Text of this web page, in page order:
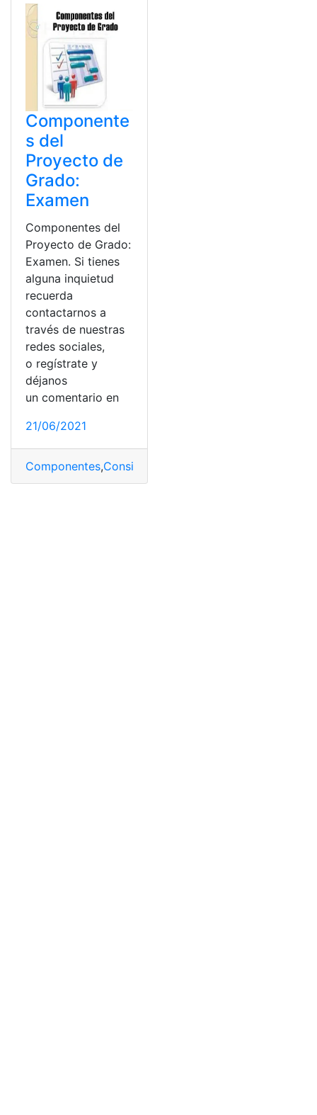
Componente
s del
Proyecto de
Grado:
Examen
Componentes del
Proyecto de Grado:
Examen. Si tienes
alguna inquietud
recuerda
contactarnos a
través de nuestras
redes sociales,
o regístrate y
déjanos
un comentario en
21/06/2021
Componentes,Consideraciones